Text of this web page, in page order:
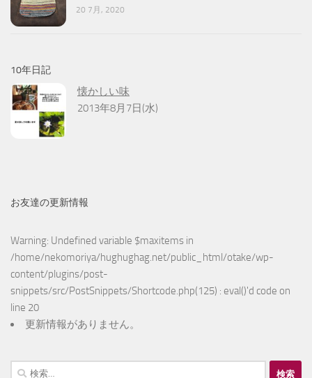
20 7月, 2020
10年日記
懐かしい味
2013年8月7日(水)
お友達の更新情報
Warning: Undefined variable $maxitems in
/home/nekomoriya/hughughag.net/public_html/otake/wp-
content/plugins/post-
snippets/src/PostSnippets/Shortcode.php(125) : eval()'d code on
line 20
更新情報がありません。
検